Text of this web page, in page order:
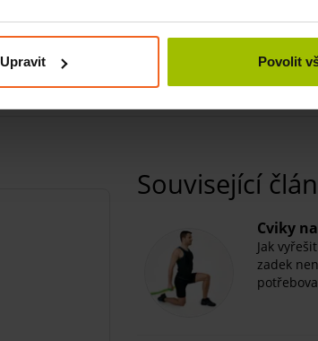
Upravit Povolit
Související
​Cviky
Jak
zadek